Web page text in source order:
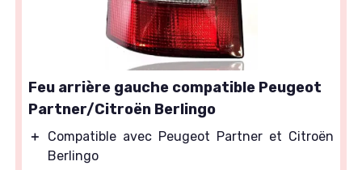
Feu arrière gauche compatible Peugeot
Partner/Citroën Berlingo
＋
Compatible avec Peugeot Partner et Citroën
Berlingo